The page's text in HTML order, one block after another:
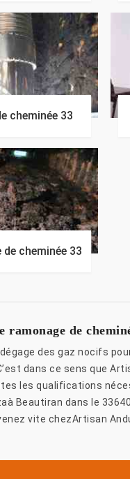
cheminée 33
de cheminée 33
ramonage de
des gaz nocifs
dans ce sens que
les qualifications
Beautiran dans le
vite chezArtisan